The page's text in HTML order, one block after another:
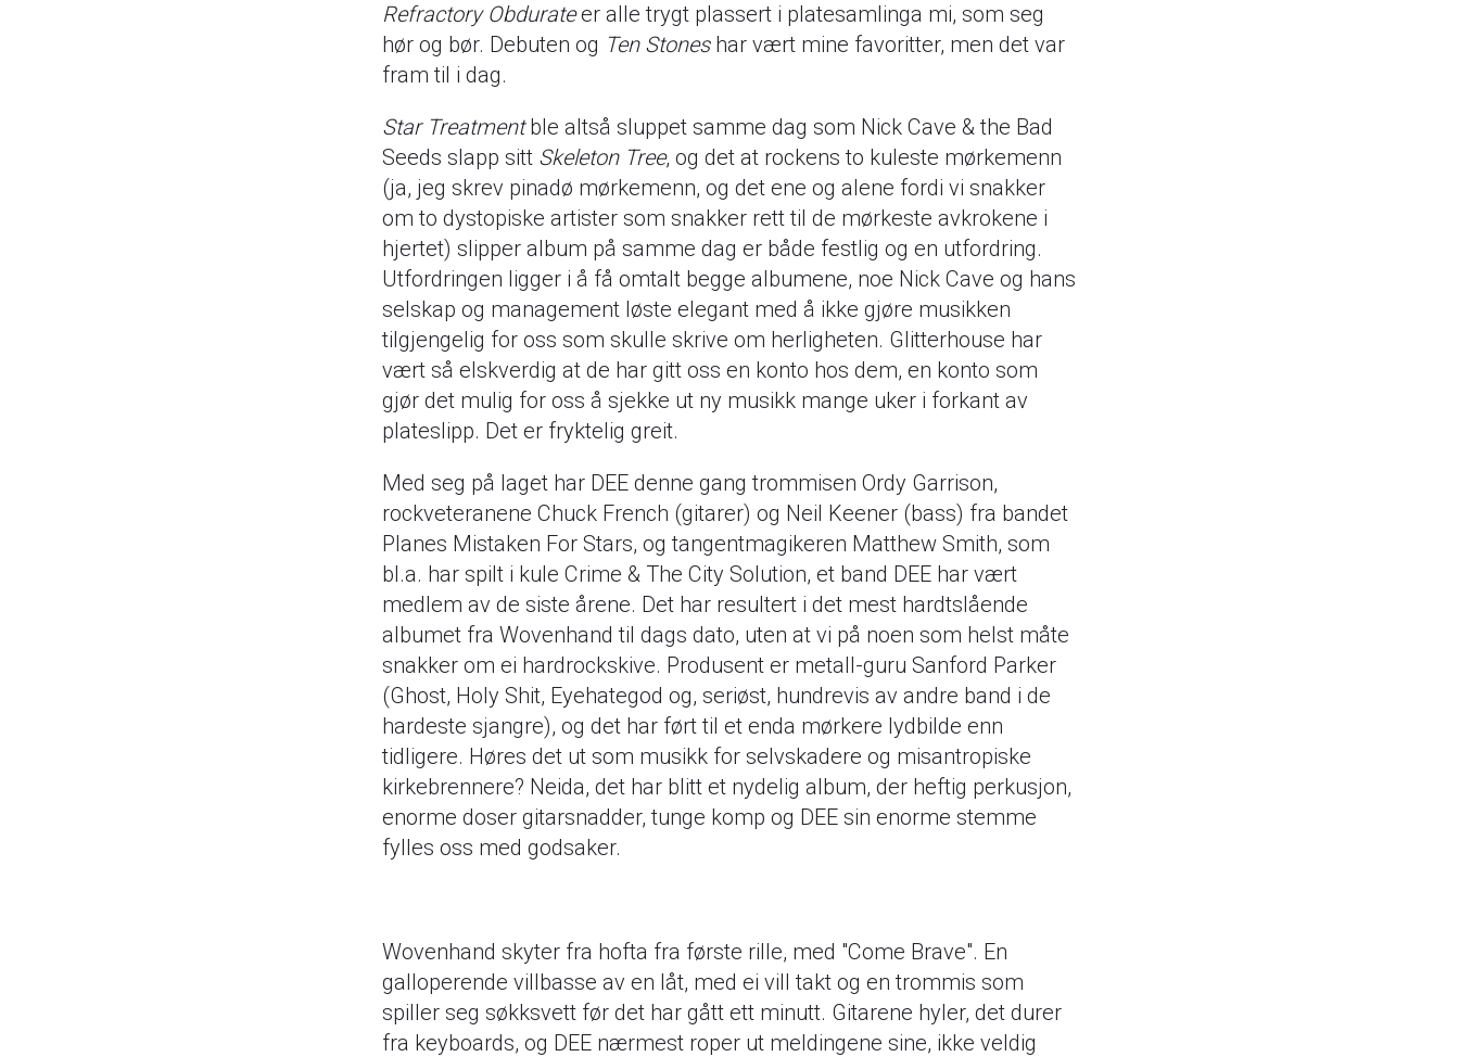
Refractory Obdurateer alle trygt plassert i platesamlinga mi, som seg
hør og bør. Debuten og Ten Stoneshar vært mine favoritter, men det var
fram til i dag.
Star Treatmentble altså sluppet samme dag som Nick Cave & the Bad
Seeds slapp sitt Skeleton Tree, og det at rockens to kuleste mørkemenn
(ja, jeg skrev pinadø mørkemenn, og det ene og alene fordi vi snakker
om to dystopiske artister som snakker rett til de mørkeste avkrokene i
hjertet) slipper album på samme dag er både festlig og en utfordring.
Utfordringen ligger i å få omtalt begge albumene, noe Nick Cave og hans
selskap og management løste elegant med å ikke gjøre musikken
tilgjengelig for oss som skulle skrive om herligheten. Glitterhouse har
vært så elskverdig at de har gitt oss en konto hos dem, en konto som
gjør det mulig for oss å sjekke ut ny musikk mange uker i forkant av
plateslipp. Det er fryktelig greit.
Med seg på laget har DEE denne gang trommisen Ordy Garrison,
rockveteranene Chuck French (gitarer) og Neil Keener (bass) fra bandet
Planes Mistaken For Stars, og tangentmagikeren Matthew Smith, som
bl.a. har spilt i kule Crime & The City Solution, et band DEE har vært
medlem av de siste årene. Det har resultert i det mest hardtslående
albumet fra Wovenhand til dags dato, uten at vi på noen som helst måte
snakker om ei hardrockskive. Produsent er metall-guru Sanford Parker
(Ghost, Holy Shit, Eyehategod og, seriøst, hundrevis av andre band i de
hardeste sjangre), og det har ført til et enda mørkere lydbilde enn
tidligere. Høres det ut som musikk for selvskadere og misantropiske
kirkebrennere? Neida, det har blitt et nydelig album, der heftig perkusjon,
enorme doser gitarsnadder, tunge komp og DEE sin enorme stemme
fylles oss med godsaker.
Wovenhand skyter fra hofta fra første rille, med "Come Brave". En
galloperende villbasse av en låt, med ei vill takt og en trommis som
spiller seg søkksvett før det har gått ett minutt. Gitarene hyler, det durer
fra keyboards, og DEE nærmest roper ut meldingene sine, ikke veldig